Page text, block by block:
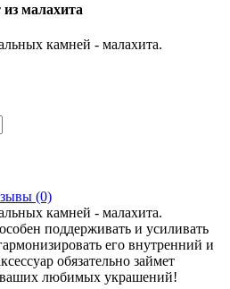
малахита
камней - малахита.
(0)
камней - малахита.
поддерживать и усиливать
его внутренний и
обязательно займет
ваших любимых украшений!